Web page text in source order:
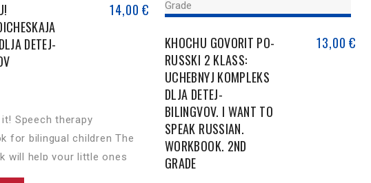
DETEJ-
14,00€
Speech therapy
for bilingual children The
will help your little ones
phonetics of the Russian
KHOCHU GOVORIT PO-
RUSSKI 2 KLASS:
UCHEBNYJ KOMPLEKS
DLJA DETEJ-
BILINGVOV. I WANT TO
SPEAK RUSSIAN.
WORKBOOK. 2ND
GRADE
13,00€